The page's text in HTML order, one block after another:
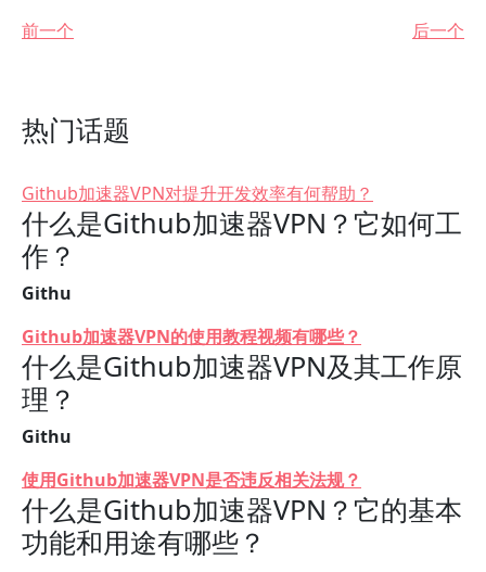
前一个
后一个
热门话题
Github加速器VPN对提升开发效率有何帮助？
什么是Github加速器VPN？它如何工
作？
Githu
Github加速器VPN的使用教程视频有哪些？
什么是Github加速器VPN及其工作原
理？
Githu
使用Github加速器VPN是否违反相关法规？
什么是Github加速器VPN？它的基本
功能和用途有哪些？